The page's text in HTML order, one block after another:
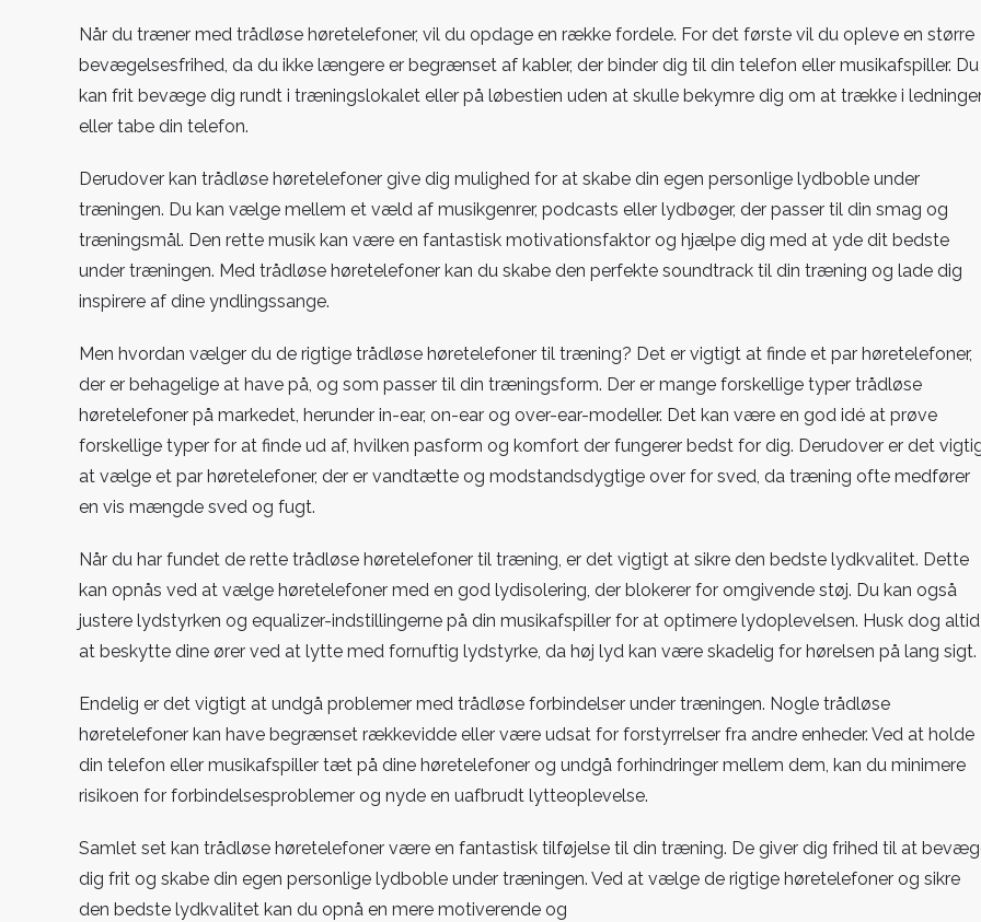
musik
under
træningen?
Når du træner med trådløse høretelefoner, vil du opdage en række fordele. For det første vil du opleve en større
bevægelsesfrihed, da du ikke længere er begrænset af kabler, der binder dig til din telefon eller musikafspiller. Du
kan frit bevæge dig rundt i træningslokalet eller på løbestien uden at skulle bekymre dig om at trække i
eller tabe din telefon.
Derudover kan trådløse høretelefoner give dig mulighed for at skabe din egen personlige lydboble under
træningen. Du kan vælge mellem et væld af musikgenrer, podcasts eller lydbøger, der passer til din smag og
træningsmål. Den rette musik kan være en fantastisk motivationsfaktor og hjælpe dig med at yde dit bedste
under træningen. Med trådløse høretelefoner kan du skabe den perfekte soundtrack til din træning og lade dig
inspirere af dine yndlingssange.
Men hvordan vælger du de rigtige trådløse høretelefoner til træning? Det er vigtigt at finde et par høretelefoner,
der er behagelige at have på, og som passer til din træningsform. Der er mange forskellige typer trådløse
høretelefoner på markedet, herunder in-ear, on-ear og over-ear-modeller. Det kan være en god idé at prøve
forskellige typer for at finde ud af, hvilken pasform og komfort der fungerer bedst for dig. Derudover er det
at vælge et par høretelefoner, der er vandtætte og modstandsdygtige over for sved, da træning ofte medfører
en vis mængde sved og fugt.
Når du har fundet de rette trådløse høretelefoner til træning, er det vigtigt at sikre den bedste lydkvalitet. Dette
kan opnås ved at vælge høretelefoner med en god lydisolering, der blokerer for omgivende støj. Du kan også
justere lydstyrken og equalizer-indstillingerne på din musikafspiller for at optimere lydoplevelsen. Husk dog altid
at beskytte dine ører ved at lytte med fornuftig lydstyrke, da høj lyd kan være skadelig for hørelsen på lang sigt.
Endelig er det vigtigt at undgå problemer med trådløse forbindelser under træningen. Nogle trådløse
høretelefoner kan have begrænset rækkevidde eller være udsat for forstyrrelser fra andre enheder. Ved at holde
din telefon eller musikafspiller tæt på dine høretelefoner og undgå forhindringer mellem dem, kan du minimere
risikoen for forbindelsesproblemer og nyde en uafbrudt lytteoplevelse.
Samlet set kan trådløse høretelefoner være en fantastisk tilføjelse til din træning. De giver dig frihed til at
dig frit og skabe din egen personlige lydboble under træningen. Ved at vælge de rigtige høretelefoner og sikre
den bedste lydkvalitet kan du opnå en mere motiverende og